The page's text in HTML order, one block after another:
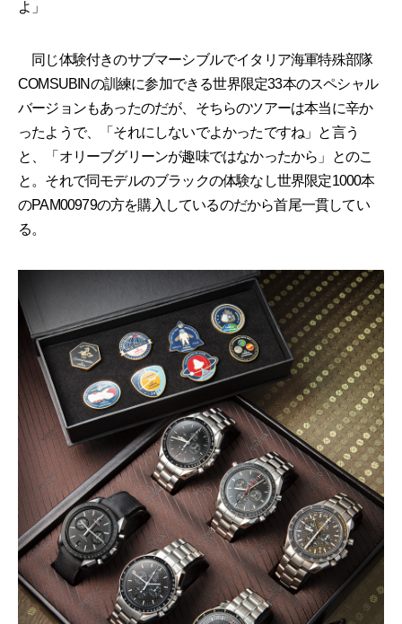
よ」
同じ体験付きのサブマーシブルでイタリア海軍特殊部隊
COMSUBINの訓練に参加できる世界限定33本のスペシャル
バージョンもあったのだが、そちらのツアーは本当に辛か
ったようで、「それにしないでよかったですね」と言う
と、「オリーブグリーンが趣味ではなかったから」とのこ
と。それで同モデルのブラックの体験なし世界限定1000本
のPAM00979の方を購入しているのだから首尾一貫してい
る。